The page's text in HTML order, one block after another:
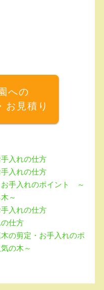
への
お見積り
入れの仕方
入れの仕方
お手入れのポイント ～
木～
入れの仕方
仕方
の剪定・お手入れのポ
気の木～